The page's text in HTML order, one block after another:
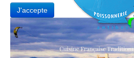
J'accepte